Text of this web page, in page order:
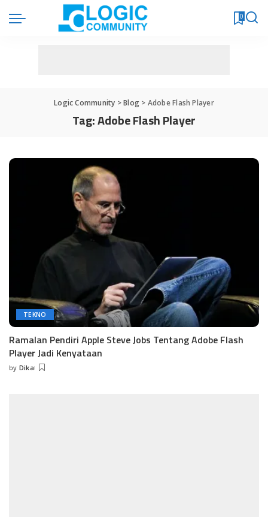
0
Logic Community >Blog > Adobe Flash Player
Tag:Adobe Flash Player
TEKNO
Ramalan Pendiri Apple Steve Jobs Tentang Adobe Flash
Player Jadi Kenyataan
Posted
by Dika